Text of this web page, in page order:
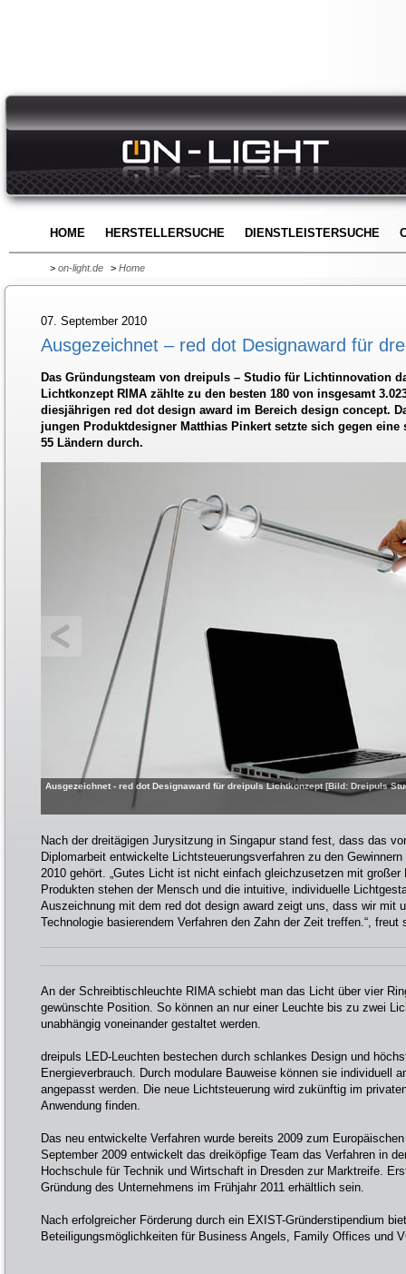
HOME HERSTELLERSUCHE DIENSTLEISTERSUCHE
> on-light.de > Home
07. September 2010
Ausgezeichnet – red dot Designaward für
Das Gründungsteam von dreipuls – Studio für Lichtinnovation
Lichtkonzept RIMA zählte zu den besten 180 von insgesamt
diesjährigen red dot design award im Bereich design concept.
jungen Produktdesigner Matthias Pinkert setzte sich gegen eine
55 Ländern durch.
Ausgezeichnet - red dot Designaward für dreipuls Lichtkonzept [Bild: Dreipuls
Nach der dreitägigen Jurysitzung in Singapur stand fest, dass das
Diplomarbeit entwickelte Lichtsteuerungsverfahren zu den
2010 gehört. „Gutes Licht ist nicht einfach gleichzusetzen mit großer
Produkten stehen der Mensch und die intuitive, individuelle
Auszeichnung mit dem red dot design award zeigt uns, dass wir mit
Technologie basierendem Verfahren den Zahn der Zeit treffen.“, freut
An der Schreibtischleuchte RIMA schiebt man das Licht über vier
gewünschte Position. So können an nur einer Leuchte bis zu zwei
unabhängig voneinander gestaltet werden.
dreipuls LED-Leuchten bestechen durch schlankes Design und
Energieverbrauch. Durch modulare Bauweise können sie individuell
angepasst werden. Die neue Lichtsteuerung wird zukünftig im
Anwendung finden.
Das neu entwickelte Verfahren wurde bereits 2009 zum
September 2009 entwickelt das dreiköpfige Team das Verfahren in
Hochschule für Technik und Wirtschaft in Dresden zur Marktreife.
Gründung des Unternehmens im Frühjahr 2011 erhältlich sein.
Nach erfolgreicher Förderung durch ein EXIST-Gründerstipendium
Beteiligungsmöglichkeiten für Business Angels, Family Offices und